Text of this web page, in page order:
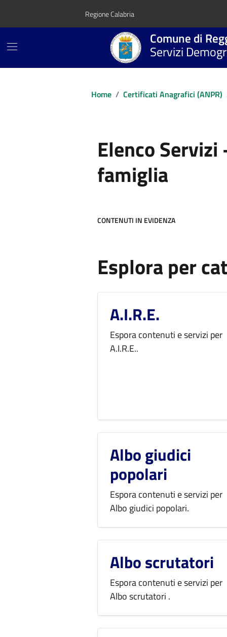
Regione Calabria
Comune di
Servizi
Home / Certificati Anagrafici (ANPR)
Elenco
famiglia
CONTENUTI IN EVIDENZA
Esplora per
A.I.R.E.
Espora contenuti e servizi per
A.I.R.E..
Albo giudici
popolari
Espora contenuti e servizi per
Albo giudici popolari.
Albo scrutatori
Espora contenuti e servizi per
Albo scrutatori .